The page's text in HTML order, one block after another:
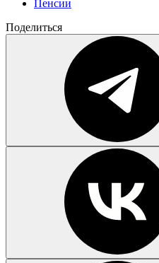
Пенсии
Поделиться